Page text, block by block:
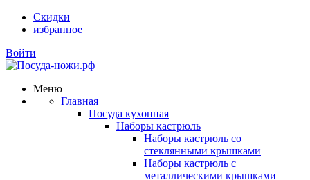
Скидки
избранное
Войти
Меню
Главная
Посуда кухонная
Наборы кастрюль
Наборы кастрюль со
стеклянными крышками
Наборы кастрюль с
металлическими крышками